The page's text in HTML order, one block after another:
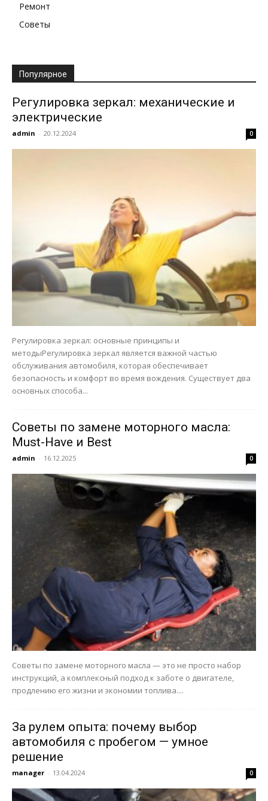
Ремонт
Советы
Популярное
Регулировка зеркал: механические и
электрические
admin - 20.12.2024 0
Регулировка зеркал: основные принципы и
методыРегулировка зеркал является важной частью
обслуживания автомобиля, которая обеспечивает
безопасность и комфорт во время вождения. Существует два
основных способа...
Советы по замене моторного масла:
Must-Have и Best
admin - 16.12.2025 0
Советы по замене моторного масла — это не просто набор
инструкций, а комплексный подход к заботе о двигателе,
продлению его жизни и экономии топлива....
За рулем опыта: почему выбор
автомобиля с пробегом — умное
решение
manager - 13.04.2024 0